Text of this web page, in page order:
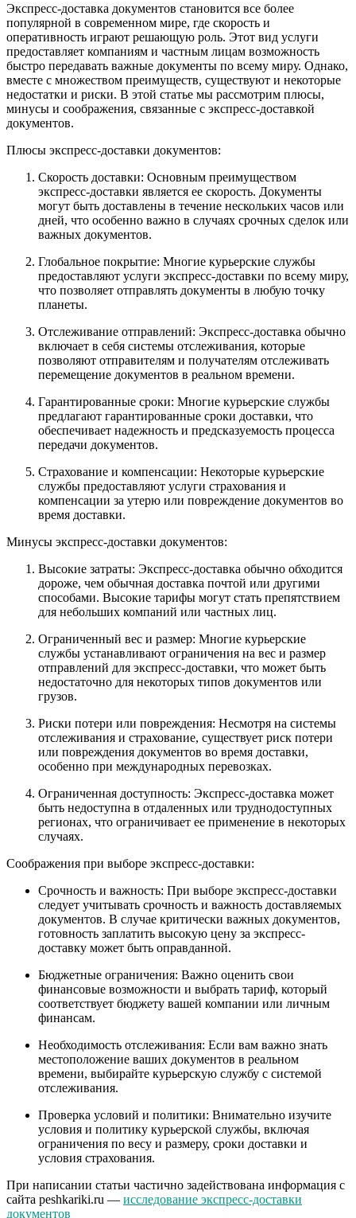
Экспресс-доставка документов становится все более
популярной в современном мире, где скорость и
оперативность играют решающую роль. Этот вид услуги
предоставляет компаниям и частным лицам возможность
быстро передавать важные документы по всему миру. Однако,
вместе с множеством преимуществ, существуют и некоторые
недостатки и риски. В этой статье мы рассмотрим плюсы,
минусы и соображения, связанные с экспресс-доставкой
документов.
Плюсы экспресс-доставки документов:
Скорость доставки: Основным преимуществом
экспресс-доставки является ее скорость. Документы
могут быть доставлены в течение нескольких часов или
дней, что особенно важно в случаях срочных сделок или
важных документов.
Глобальное покрытие: Многие курьерские службы
предоставляют услуги экспресс-доставки по всему миру,
что позволяет отправлять документы в любую точку
планеты.
Отслеживание отправлений: Экспресс-доставка обычно
включает в себя системы отслеживания, которые
позволяют отправителям и получателям отслеживать
перемещение документов в реальном времени.
Гарантированные сроки: Многие курьерские службы
предлагают гарантированные сроки доставки, что
обеспечивает надежность и предсказуемость процесса
передачи документов.
Страхование и компенсации: Некоторые курьерские
службы предоставляют услуги страхования и
компенсации за утерю или повреждение документов во
время доставки.
Минусы экспресс-доставки документов:
Высокие затраты: Экспресс-доставка обычно обходится
дороже, чем обычная доставка почтой или другими
способами. Высокие тарифы могут стать препятствием
для небольших компаний или частных лиц.
Ограниченный вес и размер: Многие курьерские
службы устанавливают ограничения на вес и размер
отправлений для экспресс-доставки, что может быть
недостаточно для некоторых типов документов или
грузов.
Риски потери или повреждения: Несмотря на системы
отслеживания и страхование, существует риск потери
или повреждения документов во время доставки,
особенно при международных перевозках.
Ограниченная доступность: Экспресс-доставка может
быть недоступна в отдаленных или труднодоступных
регионах, что ограничивает ее применение в некоторых
случаях.
Соображения при выборе экспресс-доставки:
Срочность и важность: При выборе экспресс-доставки
следует учитывать срочность и важность доставляемых
документов. В случае критически важных документов,
готовность заплатить высокую цену за экспресс-
доставку может быть оправданной.
Бюджетные ограничения: Важно оценить свои
финансовые возможности и выбрать тариф, который
соответствует бюджету вашей компании или личным
финансам.
Необходимость отслеживания: Если вам важно знать
местоположение ваших документов в реальном
времени, выбирайте курьерскую службу с системой
отслеживания.
Проверка условий и политики: Внимательно изучите
условия и политику курьерской службы, включая
ограничения по весу и размеру, сроки доставки и
условия страхования.
При написании статьи частично задействована информация с
сайта peshkariki.ru — исследование экспресс-доставки
документов